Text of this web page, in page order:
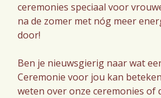
ceremonies speciaal voor
na de zomer met nóg meer
door!
Ben je nieuwsgierig naar wat
Ceremonie voor jou kan
weten over onze ceremonies of